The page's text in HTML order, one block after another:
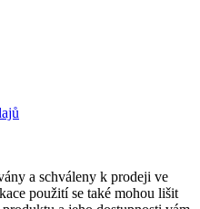
a schváleny k prodeji ve
použití se také mohou lišit